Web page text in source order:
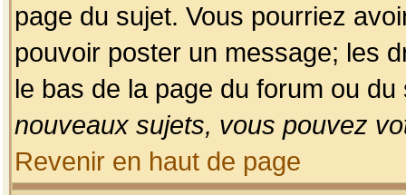
page du sujet. Vous pourriez
pouvoir poster un message; les
le bas de la page du forum ou
nouveaux sujets, vous pouvez
Revenir en haut de page